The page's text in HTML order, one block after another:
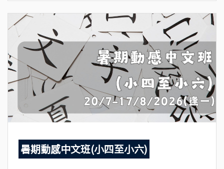
暑期動感中文班(小四至小六)